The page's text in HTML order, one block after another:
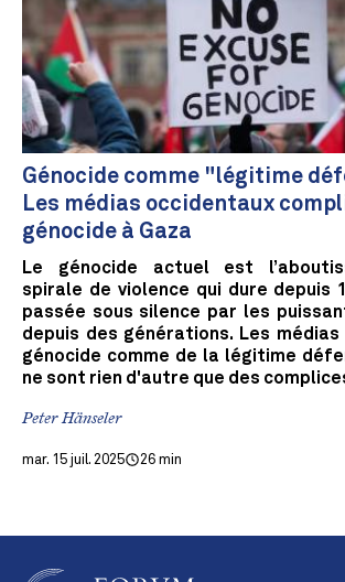
Génocide comme "légitime
Les médias occidentaux
génocide à Gaza
Le génocide actuel est
spirale de violence qui dure depuis
passée sous silence par les
depuis des générations. Les
génocide comme de la légitime
ne sont rien d'autre que des
Peter Hänseler
mar. 15 juil. 2025 26 min